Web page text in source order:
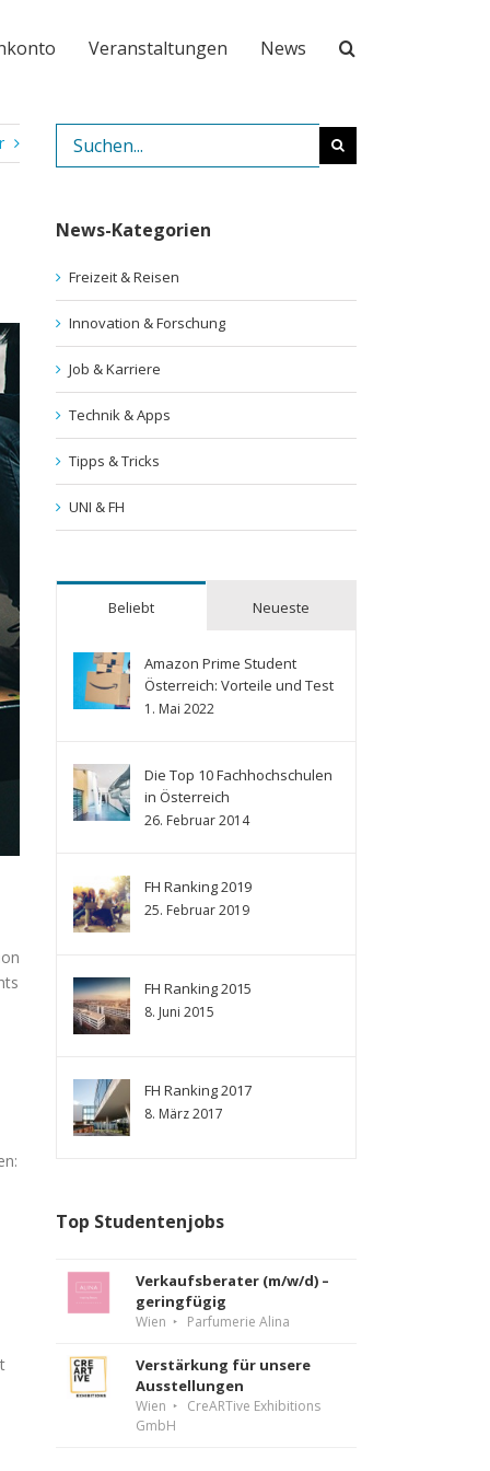
Veranstaltungen News
nach:
News-Kategorien
Freizeit & Reisen
Innovation & Forschung
Job & Karriere
Technik & Apps
Tipps & Tricks
UNI & FH
Beliebt Neueste
Amazon Prime Student
Österreich: Vorteile und Test
1. Mai 2022
Die Top 10 Fachhochschulen
in Österreich
26. Februar 2014
FH Ranking 2019
25. Februar 2019
FH Ranking 2015
8. Juni 2015
FH Ranking 2017
8. März 2017
Top Studentenjobs
Verkaufsberater (m/w/d) –
geringfügig
Wien Parfumerie Alina
Verstärkung für unsere
Ausstellungen
Wien
CreARTive Exhibitions
GmbH